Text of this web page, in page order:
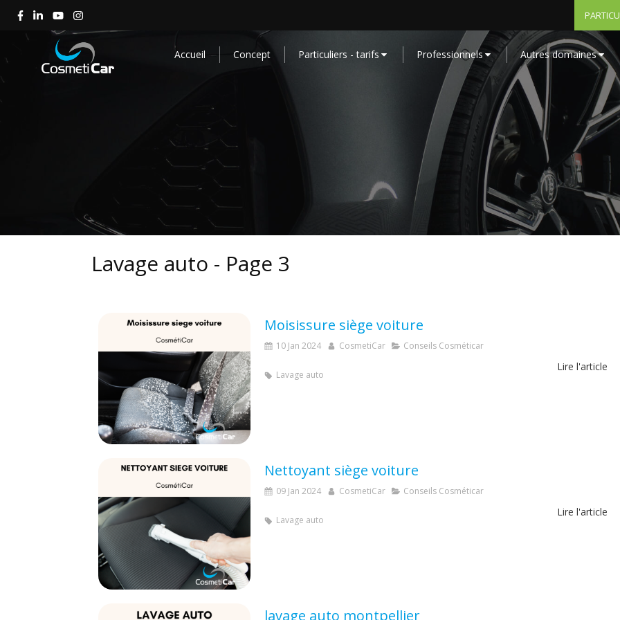
Accueil Concept Particuliers - tarifs Professionnels Autres domaines
Lavage auto - Page 3
Moisissure siège voiture
10 Jan 2024 CosmetiCar Conseils Cosméticar
Lire l'article
Lavage auto
Nettoyant siège voiture
09 Jan 2024 CosmetiCar Conseils Cosméticar
Lire l'article
Lavage auto
lavage auto montpellier